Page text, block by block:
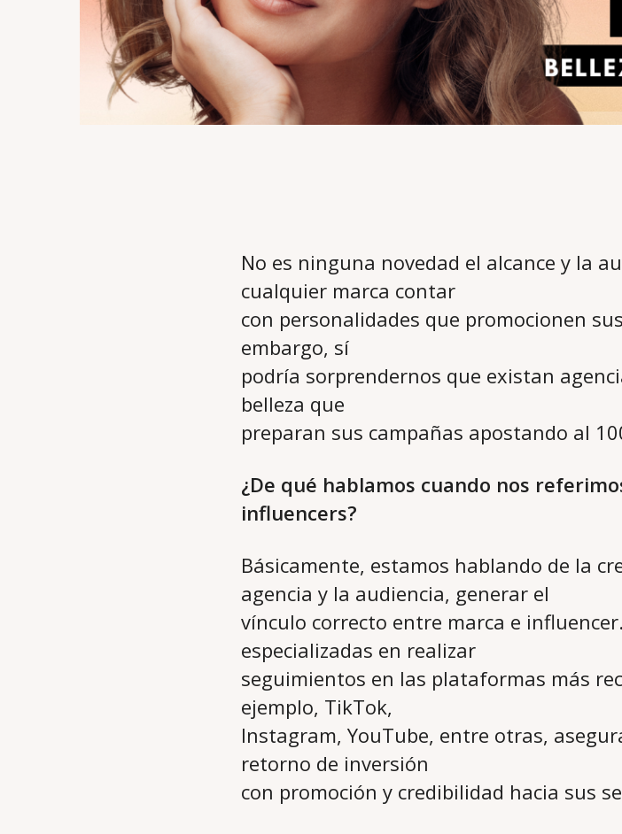
No es ninguna novedad el alcance y la
cualquier marca contar
con personalidades que promocionen
embargo, sí
podría sorprendernos que existan
belleza que
preparan sus campañas apostando al
¿De qué hablamos cuando nos
influencers?
Básicamente, estamos hablando de la
agencia y la audiencia, generar el
vínculo correcto entre marca e
especializadas en realizar
seguimientos en las plataformas más
ejemplo, TikTok,
Instagram, YouTube, entre otras,
retorno de inversión
con promoción y credibilidad hacia sus